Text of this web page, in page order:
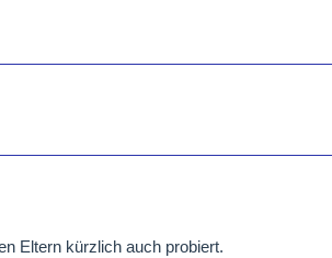
Eltern kürzlich auch probiert.